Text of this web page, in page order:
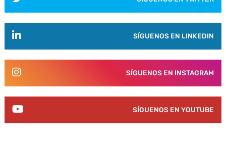
SÍGUENOS EN LINKEDIN
SÍGUENOS EN INSTAGRAM
SÍGUENOS EN YOUTUBE